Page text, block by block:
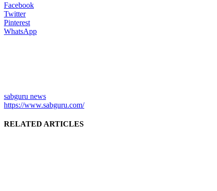
Facebook
Twitter
Pinterest
WhatsApp
sabguru news
https://www.sabguru.com/
RELATED ARTICLES